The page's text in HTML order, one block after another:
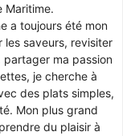
Maritime.
a toujours été mon
les saveurs, revisiter
ma passion
je cherche à
des plats simples,
Mon plus grand
du plaisir à